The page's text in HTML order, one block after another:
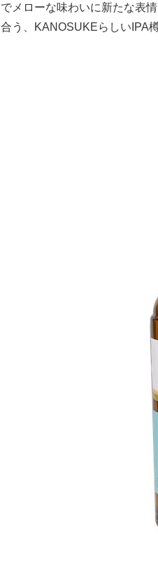
でメローな味わいに新たな表
合う、KANOSUKEらしいIPA